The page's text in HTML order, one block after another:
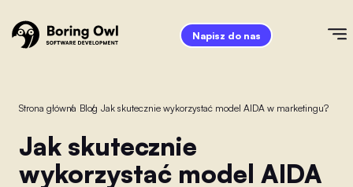
Napisz do nas
Strona główna
/ Blog
/ Jak skutecznie wykorzystać model AIDA w marketingu?
Jak skutecznie
wykorzystać model AIDA